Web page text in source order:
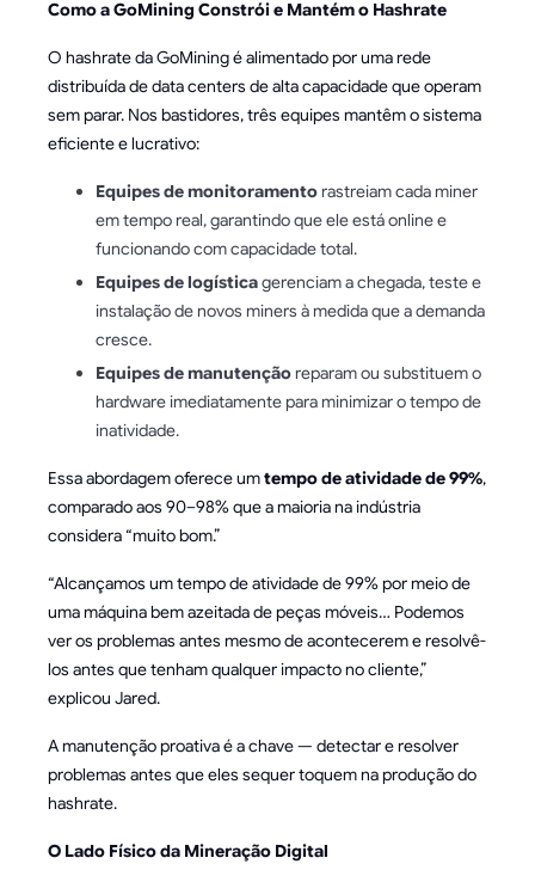
Como a GoMining Constrói e Mantém o Hashrate
O hashrate da GoMining é alimentado por uma rede
distribuída de data centers de alta capacidade que operam
sem parar. Nos bastidores, três equipes mantêm o sistema
eficiente e lucrativo:
Equipes de monitoramentorastreiam cada miner
em tempo real, garantindo que ele está online e
funcionando com capacidade total.
Equipes de logísticagerenciam a chegada, teste e
instalação de novos miners à medida que a demanda
cresce.
Equipes de manutençãoreparam ou substituem o
hardware imediatamente para minimizar o tempo de
inatividade.
Essa abordagem oferece umtempo de atividade de 99%,
comparado aos 90–98% que a maioria na indústria
considera “muito bom.”
“Alcançamos um tempo de atividade de 99% por meio de
uma máquina bem azeitada de peças móveis… Podemos
ver os problemas antes mesmo de acontecerem e resolvê-
los antes que tenham qualquer impacto no cliente,”
explicou Jared.
A manutenção proativa é a chave — detectar e resolver
problemas antes que eles sequer toquem na produção do
hashrate.
O Lado Físico da Mineração Digital